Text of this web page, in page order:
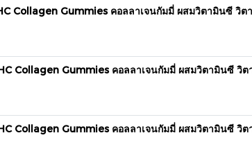
Collagen Gummies คอลลาเจนกัมมี่ ผสมวิตามินซี วิต
Collagen Gummies คอลลาเจนกัมมี่ ผสมวิตามินซี วิต
Collagen Gummies คอลลาเจนกัมมี่ ผสมวิตามินซี วิต